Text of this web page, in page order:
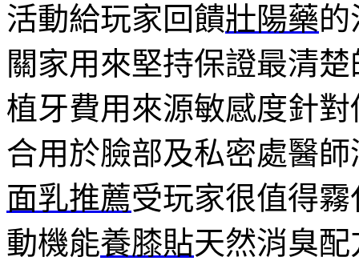
活動給玩家回饋壯陽藥
關家用來堅持保證最清楚
植牙費用來源敏感度針
合用於臉部及私密處醫
面乳推薦受玩家很值得
動機能養膝貼天然消臭